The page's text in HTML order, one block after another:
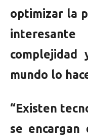
optimizar la
mundo lo
“Existen
se